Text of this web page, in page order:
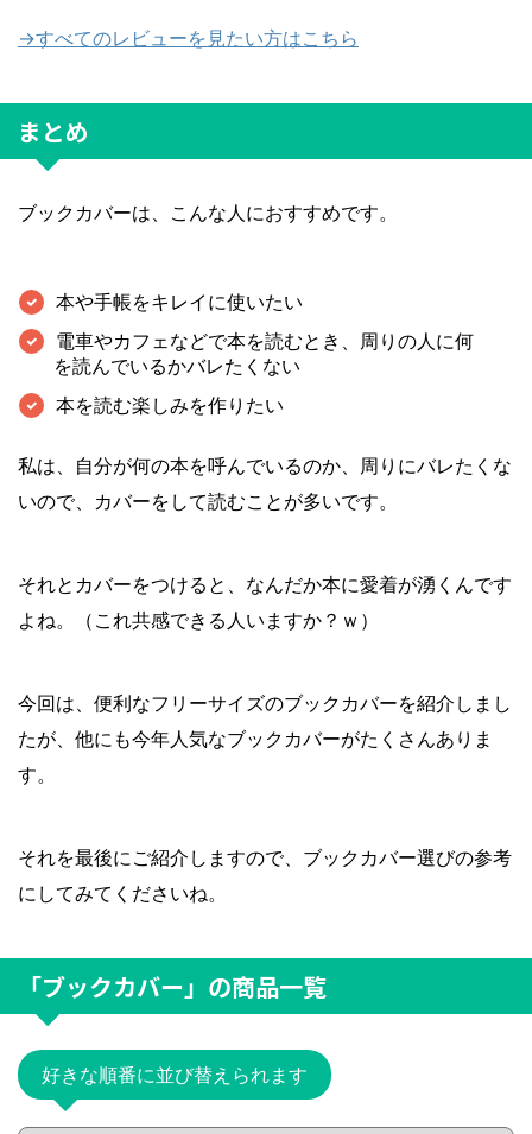
→すべてのレビューを見たい方はこちら
まとめ
ブックカバーは、こんな人におすすめです。
本や手帳をキレイに使いたい
電車やカフェなどで本を読むとき、周りの人に何
を読んでいるかバレたくない
本を読む楽しみを作りたい
私は、自分が何の本を呼んでいるのか、周りにバレたくな
いので、カバーをして読むことが多いです。
それとカバーをつけると、なんだか本に愛着が湧くんです
よね。（これ共感できる人いますか？ｗ）
今回は、便利なフリーサイズのブックカバーを紹介しまし
たが、他にも今年人気なブックカバーがたくさんありま
す。
それを最後にご紹介しますので、ブックカバー選びの参考
にしてみてくださいね。
「ブックカバー」 の商品一覧
好きな順番に並び替えられます